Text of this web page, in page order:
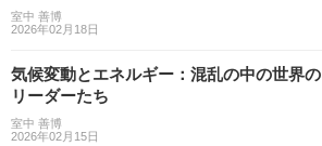
室中 善博
2026年02月18日
気候変動とエネルギー：混乱の中の世界の
リーダーたち
室中 善博
2026年02月15日